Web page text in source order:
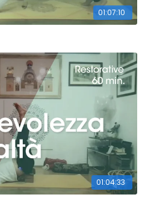
01:07:10
01:04:33